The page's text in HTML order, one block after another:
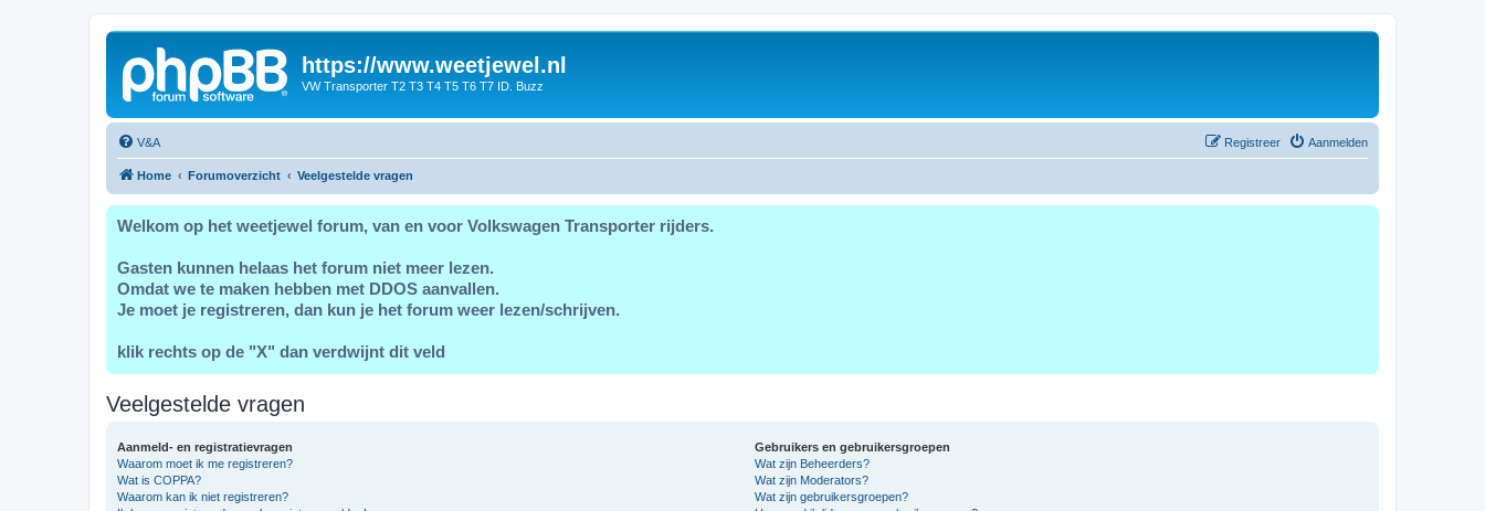
https://www.weetjewel.nl
VW Transporter T2 T3 T4 T5 T6 T7 ID. Buzz
V&A Aanmelden
Registreer
Home Forumoverzicht Veelgestelde vragen
Welkom op het weetjewel forum, van en voor Volkswagen Transporter rijders.
Gasten kunnen helaas het forum niet meer lezen.
Omdat we te maken hebben met DDOS aanvallen.
Je moet je registreren, dan kun je het forum weer lezen/schrijven.
klik rechts op de "X" dan verdwijnt dit veld
Veelgestelde vragen
Aanmeld- en registratievragen
Waarom moet ik me registreren?
Wat is COPPA?
Waarom kan ik niet registreren?
Gebruikers en gebruikersgroepen
Wat zijn Beheerders?
Wat zijn Moderators?
Wat zijn gebruikersgroepen?